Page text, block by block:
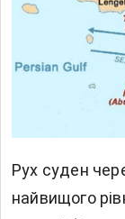
Рух суден
найвищого